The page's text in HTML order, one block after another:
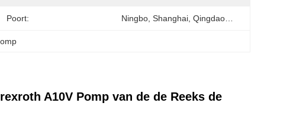
Poort: Ningbo, Shanghai, Qingdao…
A10V Pomp van de de Reeks de